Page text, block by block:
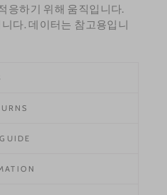
응하기 위해 움직입니다.
다. 데이터는 참고용입니